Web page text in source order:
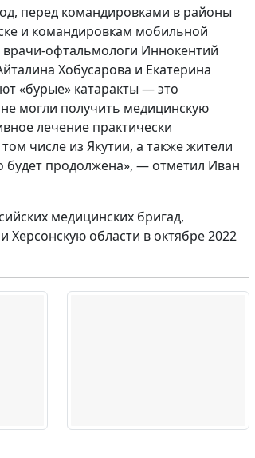
перед командировками в районы
и командировкам мобильной
офтальмологи Иннокентий
Хобусарова и Екатерина
«бурые» катаракты — это
могли получить медицинскую
лечение практически
числе из Якутии, а также жители
будет продолжена», — отметил Иван
медицинских бригад,
области в октябре 2022